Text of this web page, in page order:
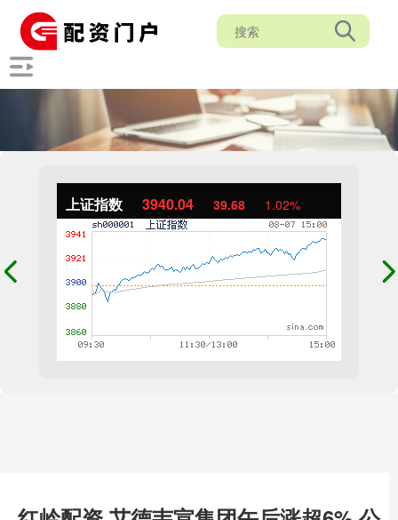
上证指数 3940.04 39.68 1.02%